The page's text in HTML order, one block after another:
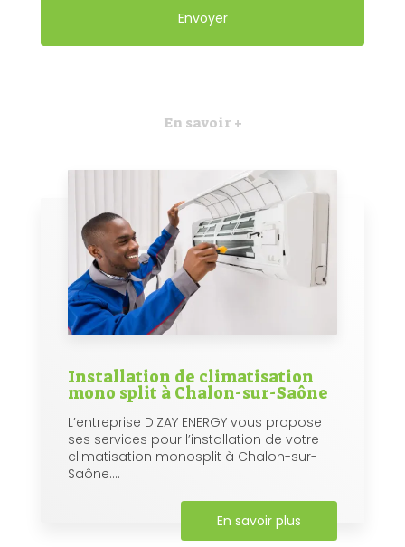
En savoir +
Installation de climatisation
mono split à Chalon-sur-Saône
L’entreprise DIZAY ENERGY vous propose
ses services pour l’installation de votre
climatisation monosplit à Chalon-sur-
Saône....
En savoir plus